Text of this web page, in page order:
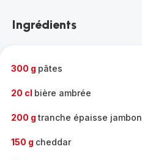
gamme
Ingrédients
300 g pâtes
20 cl bière ambrée
200 g tranche épaisse jambon
150 g cheddar